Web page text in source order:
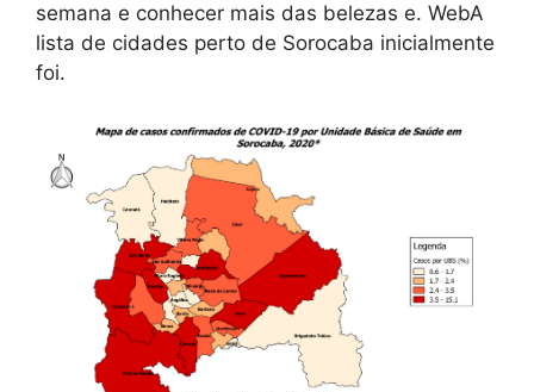
semana e conhecer mais das belezas e. WebA
lista de cidades perto de Sorocaba inicialmente
foi.